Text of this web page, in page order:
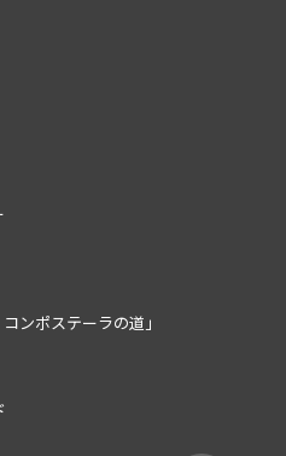
ンポステーラの道」